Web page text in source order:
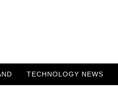
TECHNOLOGY NEWS